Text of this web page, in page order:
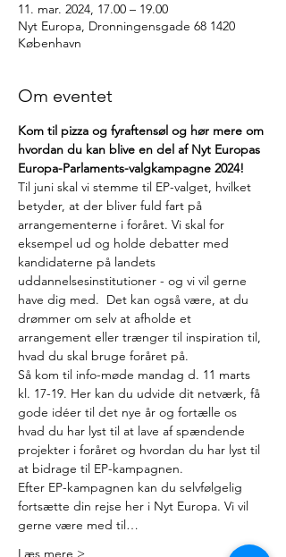
11. mar. 2024, 17.00 – 19.00
Nyt Europa, Dronningensgade 68 1420
København
Om eventet
Kom til pizza og fyraftensøl og hør mere om
hvordan du kan blive en del af Nyt Europas
Europa-Parlaments-valgkampagne 2024!
Til juni skal vi stemme til EP-valget, hvilket
betyder, at der bliver fuld fart på
arrangementerne i foråret. Vi skal for
eksempel ud og holde debatter med
kandidaterne på landets
uddannelsesinstitutioner - og vi vil gerne
have dig med.  Det kan også være, at du
drømmer om selv at afholde et
arrangement eller trænger til inspiration til,
hvad du skal bruge foråret på.
Så kom til info-møde mandag d. 11 marts
kl. 17-19. Her kan du udvide dit netværk, få
gode idéer til det nye år og fortælle os
hvad du har lyst til at lave af spændende
projekter i foråret og hvordan du har lyst til
at bidrage til EP-kampagnen.
Efter EP-kampagnen kan du selvfølgelig
fortsætte din rejse her i Nyt Europa. Vi vil
gerne være med til…
Læs mere >